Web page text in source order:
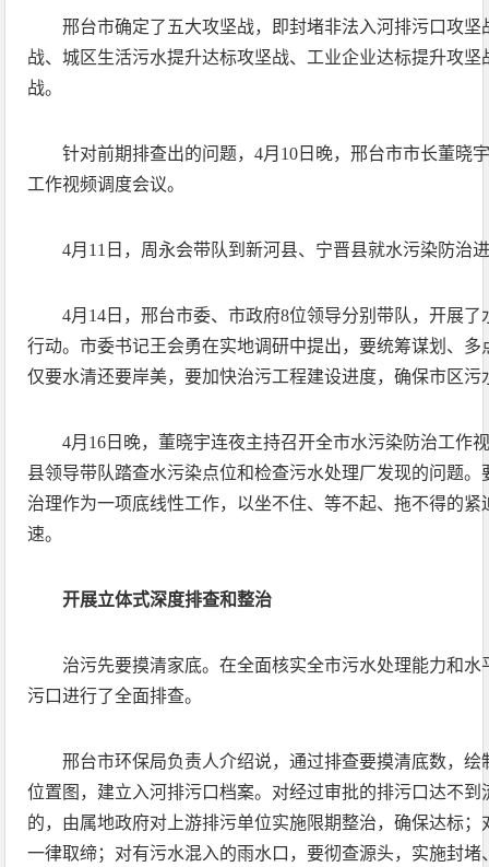
邢台市确定了五大攻坚战，即封堵非法入河排污口攻
战、城区生活污水提升达标攻坚战、工业企业达标提升攻
战。
针对前期排查出的问题，4月10日晚，邢台市市长董晓
工作视频调度会议。
4月11日，周永会带队到新河县、宁晋县就水污染防治
4月14日，邢台市委、市政府8位领导分别带队，开展
行动。市委书记王会勇在实地调研中提出，要统筹谋划、多
仅要水清还要岸美，要加快治污工程建设进度，确保市区污
4月16日晚，董晓宇连夜主持召开全市水污染防治工作
县领导带队踏查水污染点位和检查污水处理厂发现的问题
治理作为一项底线性工作，以坐不住、等不起、拖不得的
速。
开展立体式深度排查和整治
治污先要摸清家底。在全面核实全市污水处理能力和
污口进行了全面排查。
邢台市环保局负责人介绍说，通过排查要摸清底数，
位置图，建立入河排污口档案。对经过审批的排污口达不
的，由属地政府对上游排污单位实施限期整治，确保达标
一律取缔；对有污水混入的雨水口，要彻查源头，实施封堵